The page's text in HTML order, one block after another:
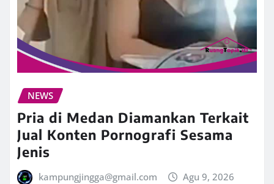
NEWS
Pria di Medan Diamankan Terkait
Jual Konten Pornografi Sesama
Jenis
kampungjingga@gmail.com Agu 9, 2026